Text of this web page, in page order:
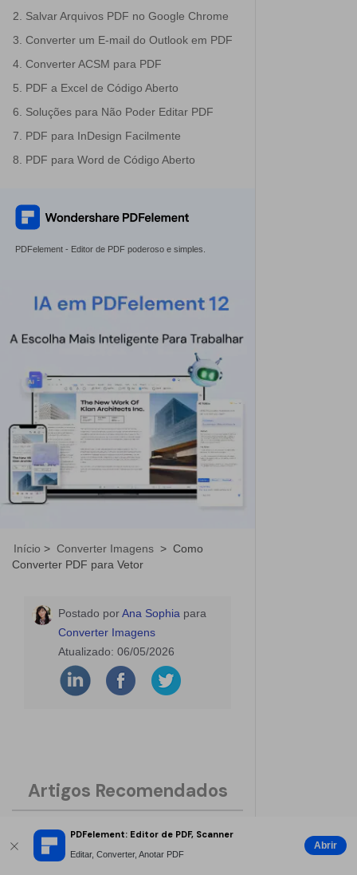
PDFelement: Editor de PDF, Scanner
Editar, Converter, Anotar PDF
Abrir
2. Salvar Arquivos PDF no Google Chrome
3. Converter um E-mail do Outlook em PDF
4. Converter ACSM para PDF
5. PDF a Excel de Código Aberto
6. Soluções para Não Poder Editar PDF
7. PDF para InDesign Facilmente
8. PDF para Word de Código Aberto
PDFelement - Editor de PDF poderoso e simples.
Início > Converter Imagens > Como
Converter PDF para Vetor
Postado porAna Sophia para
Converter Imagens
Atualizado:06/05/2026
Artigos Recomendados
[Solução para PC] Como converter
imagem para PDF no laptop e vice-